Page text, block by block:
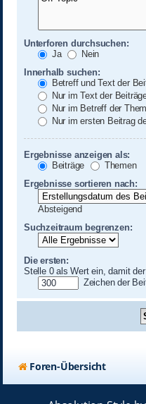
Unterforen durchsuchen:
Ja
Nein
Innerhalb suchen:
Betreff und Text der
Nur im Text der
Nur im Betreff der
Nur im ersten Beitrag
Ergebnisse anzeigen als:
Beiträge
Themen
Ergebnisse sortieren nach:
Absteigend
Suchzeitraum begrenzen:
Die ersten:
Stelle 0 als Wert ein, damit
Zeichen der
Foren-Übersicht